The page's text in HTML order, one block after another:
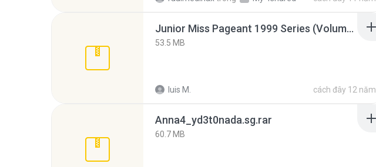
Junior Miss Pageant 1999 Series (Volume I Part I NC 6).7z
53.5 MB
luis M. cách đây 12 năm
Anna4_yd3t0nada.sg.rar
60.7 MB